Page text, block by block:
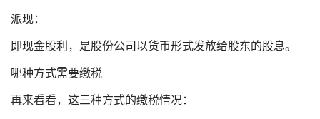
派现：
即现金股利，是股份公司以货币形式发放给股东的股息。
哪种方式需要缴税
再来看看，这三种方式的缴税情况：